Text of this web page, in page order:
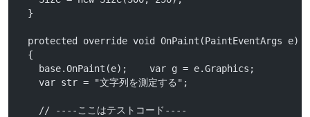
  }
  protected override void OnPaint(PaintEventArgs e)
  {
    base.OnPaint(e);    var g = e.Graphics;
    var str = "文字列を測定する";
    // ----ここはテストコード----